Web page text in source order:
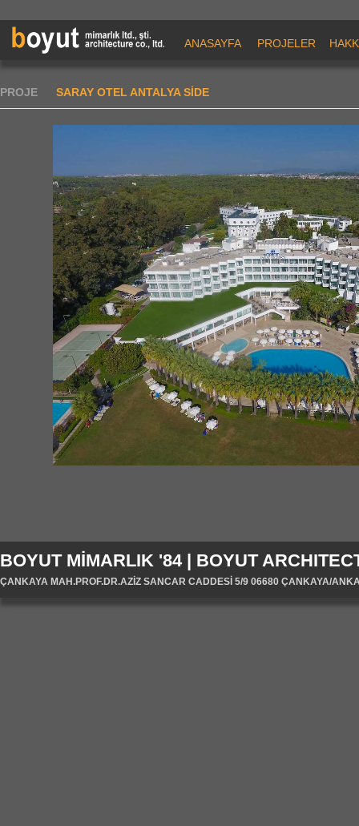
ANASAYFA PROJELER
PROJE SARAY OTEL ANTALYA SİDE
BOYUT MİMARLIK '84 | BOYUT
ÇANKAYA MAH.PROF.DR.AZİZ SANCAR CADDESİ 5/9 06680 ÇANKAYA/